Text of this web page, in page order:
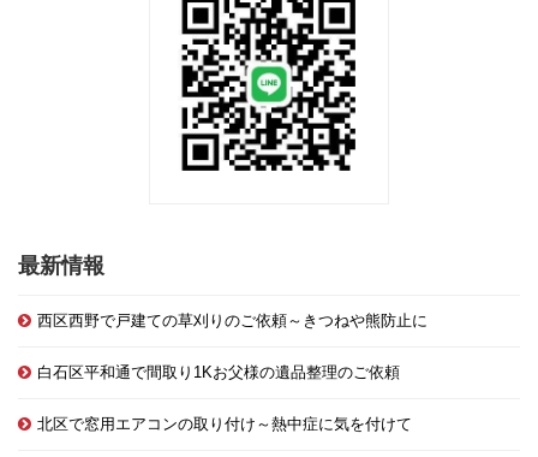
最新情報
西区西野で戸建ての草刈りのご依頼～きつねや熊防止に
白石区平和通で間取り1Kお父様の遺品整理のご依頼
北区で窓用エアコンの取り付け～熱中症に気を付けて